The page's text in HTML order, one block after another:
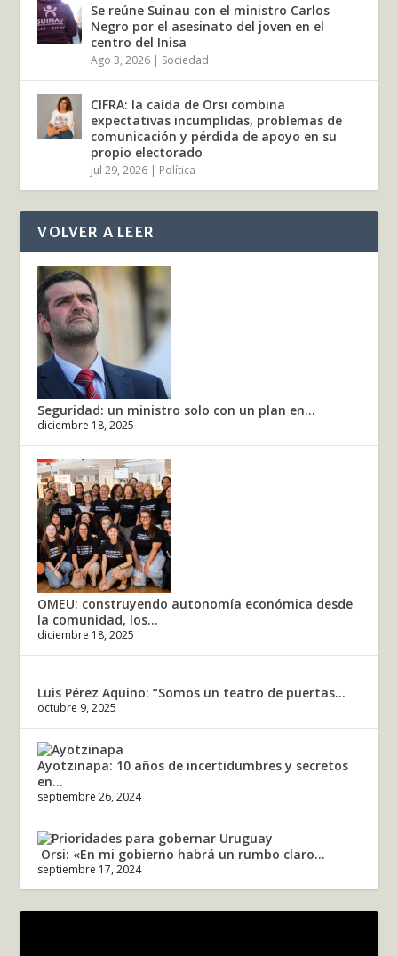
Se reúne Suinau con el ministro Carlos
Negro por el asesinato del joven en el
centro del Inisa
Ago 3, 2026 | Sociedad
CIFRA: la caída de Orsi combina
expectativas incumplidas, problemas de
comunicación y pérdida de apoyo en su
propio electorado
Jul 29, 2026 | Política
VOLVER A LEER
Seguridad: un ministro solo con un plan en...
diciembre 18, 2025
OMEU: construyendo autonomía económica desde
la comunidad, los...
diciembre 18, 2025
Luis Pérez Aquino: “Somos un teatro de puertas...
octubre 9, 2025
Ayotzinapa: 10 años de incertidumbres y secretos
en...
septiembre 26, 2024
Orsi: «En mi gobierno habrá un rumbo claro...
septiembre 17, 2024